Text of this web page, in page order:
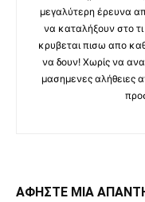
μεγαλύτερη έρευνα
να καταλήξουν στο τι
κρυβεται πισω απο
να δουν! Χωρίς να
μασημενες αλήθειες
ΑΦΗΣΤΕ ΜΙΑ